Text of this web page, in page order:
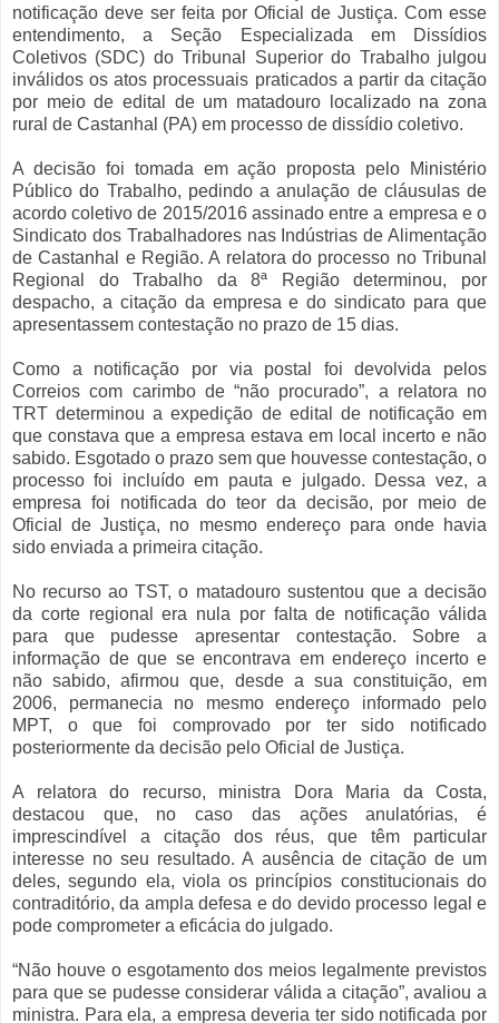
notificação deve ser feita por Oficial de Justiça. Com esse
entendimento, a Seção Especializada em Dissídios
Coletivos (SDC) do Tribunal Superior do Trabalho julgou
inválidos os atos processuais praticados a partir da citação
por meio de edital de um matadouro localizado na zona
rural de Castanhal (PA) em processo de dissídio coletivo.
A decisão foi tomada em ação proposta pelo Ministério
Público do Trabalho, pedindo a anulação de cláusulas de
acordo coletivo de 2015/2016 assinado entre a empresa e o
Sindicato dos Trabalhadores nas Indústrias de Alimentação
de Castanhal e Região. A relatora do processo no Tribunal
Regional do Trabalho da 8ª Região determinou, por
despacho, a citação da empresa e do sindicato para que
apresentassem contestação no prazo de 15 dias.
Como a notificação por via postal foi devolvida pelos
Correios com carimbo de “não procurado”, a relatora no
TRT determinou a expedição de edital de notificação em
que constava que a empresa estava em local incerto e não
sabido. Esgotado o prazo sem que houvesse contestação, o
processo foi incluído em pauta e julgado. Dessa vez, a
empresa foi notificada do teor da decisão, por meio de
Oficial de Justiça, no mesmo endereço para onde havia
sido enviada a primeira citação.
No recurso ao TST, o matadouro sustentou que a decisão
da corte regional era nula por falta de notificação válida
para que pudesse apresentar contestação. Sobre a
informação de que se encontrava em endereço incerto e
não sabido, afirmou que, desde a sua constituição, em
2006, permanecia no mesmo endereço informado pelo
MPT, o que foi comprovado por ter sido notificado
posteriormente da decisão pelo Oficial de Justiça.
A relatora do recurso, ministra Dora Maria da Costa,
destacou que, no caso das ações anulatórias, é
imprescindível a citação dos réus, que têm particular
interesse no seu resultado. A ausência de citação de um
deles, segundo ela, viola os princípios constitucionais do
contraditório, da ampla defesa e do devido processo legal e
pode comprometer a eficácia do julgado.
“Não houve o esgotamento dos meios legalmente previstos
para que se pudesse considerar válida a citação”, avaliou a
ministra. Para ela, a empresa deveria ter sido notificada por